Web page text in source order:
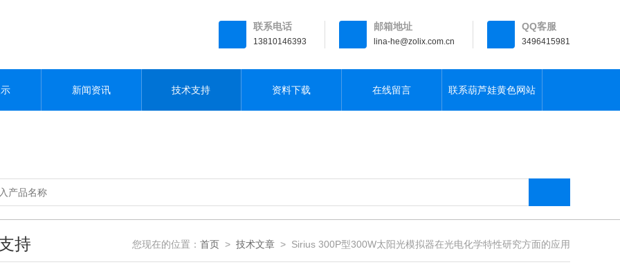
联系电话
13810146393
邮箱地址
lina-he@zolix.com.cn
QQ客服
3496415981
新闻资讯 技术支持 资料下载 在线留言 联系葫芦娃黄色网站
持 您现在的位置： 首页 > 技术文章 > Sirius 300P型300W太阳光模拟器在光电化学特性研究方面的应用